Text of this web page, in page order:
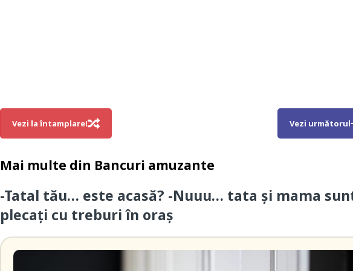
Vezi la întamplare! Vezi următorul
Mai multe din Bancuri amuzante
-Tatal tău… este acasă? -Nuuu… tata și mama
plecați cu treburi în oraș